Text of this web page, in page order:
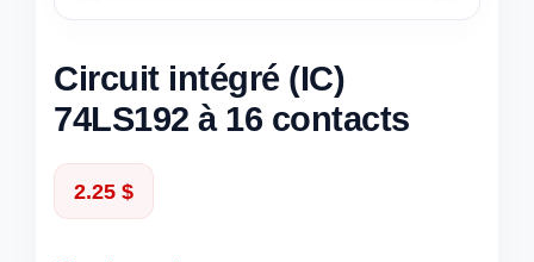
Circuit intégré (IC)
74LS192 à 16 contacts
2.25 $